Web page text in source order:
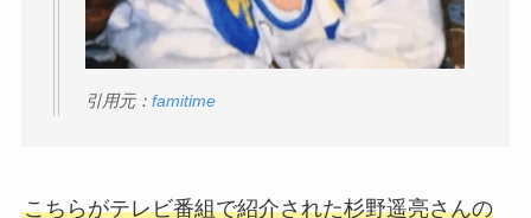
引用元： famitime
こちらがテレビ番組で紹介された杉野遥亮さんの